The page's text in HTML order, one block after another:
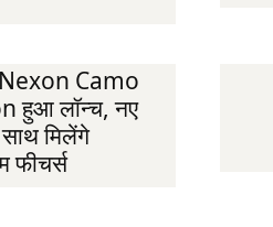
Camo
हुआ लॉन्च, नए
मिलेंगे
फीचर्स